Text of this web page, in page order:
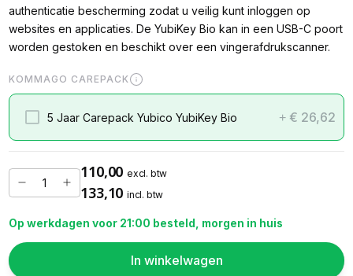
authenticatie bescherming zodat u veilig kunt inloggen op
websites en applicaties. De YubiKey Bio kan in een USB-C poort
worden gestoken en beschikt over een vingerafdrukscanner.
KOMMAGO CAREPACK
5 Jaar Carepack Yubico YubiKey Bio + € 26,62
110,00 excl. btw
133,10 incl. btw
Op werkdagen voor 21:00 besteld, morgen in huis
In winkelwagen